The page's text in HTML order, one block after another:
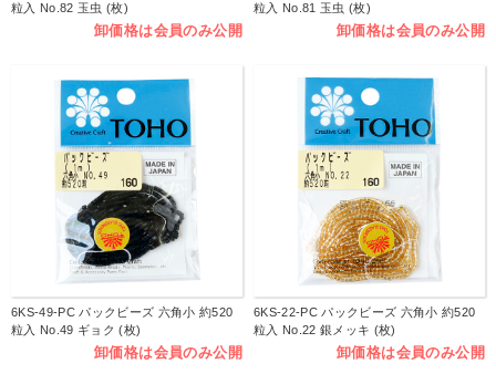
粒入 No.82 玉虫 (枚)
卸価格は会員のみ公開
粒入 No.81 玉虫 (枚)
卸価格は会員のみ公開
6KS-49-PC パックビーズ 六角小 約520
粒入 No.49 ギョク (枚)
卸価格は会員のみ公開
6KS-22-PC パックビーズ 六角小 約520
粒入 No.22 銀メッキ (枚)
卸価格は会員のみ公開